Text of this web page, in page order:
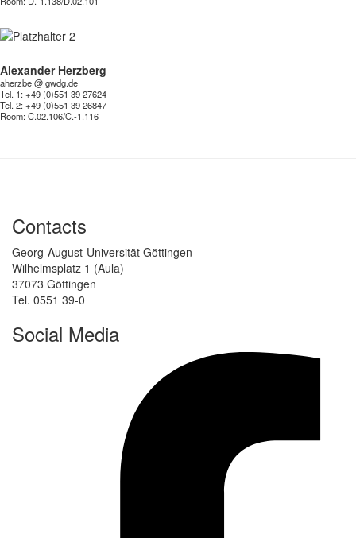
Alexander Herzberg
aherzbe @ gwdg.de
Tel. 1: +49 (0)551 39 27624
Tel. 2: +49 (0)551 39 26847
Room:C.02.106/C.-1.116
Contacts
Georg-August-Universität Göttingen
Wilhelmsplatz 1 (Aula)
37073 Göttingen
Tel. 0551 39-0
Social Media